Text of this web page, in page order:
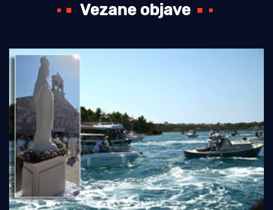
Vezane objave